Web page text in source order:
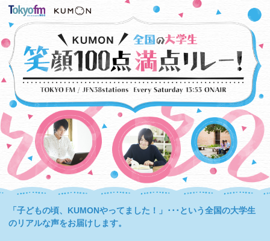
「子どもの頃、KUMONやってました！」･･･という全国の大学生
のリアルな声をお届けします。